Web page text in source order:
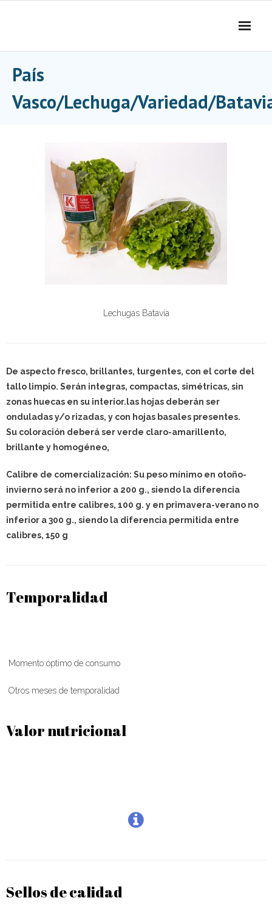
País
Vasco/Lechuga/Variedad/
Lechugas Batavia
De aspecto fresco, brillantes, turgentes, con el corte del
tallo limpio. Serán integras, compactas, simétricas, sin
zonas huecas en su interior.las hojas deberán ser
onduladas y/o rizadas, y con hojas basales presentes.
Su coloración deberá ser verde claro-amarillento,
brillante y homogéneo,
Calibre de comercialización: Su peso mínimo en otoño-
invierno será no inferior a 200 g., siendo la diferencia
permitida entre calibres, 100 g. y en primavera-verano no
inferior a 300 g., siendo la diferencia permitida entre
calibres, 150 g
Temporalidad
Momento óptimo de consumo
Otros meses de temporalidad
Valor nutricional
Sellos de calidad